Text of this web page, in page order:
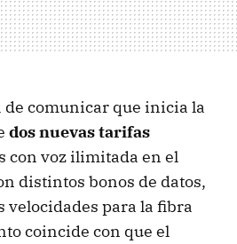
de comunicar que inicia la
dos nuevas tarifas
con voz ilimitada en el
distintos bonos de datos,
velocidades para la fibra
coincide con que el